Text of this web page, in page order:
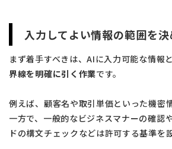
入力してよい情報の範囲を決
まず着手すべきは、AIに入力可能な情報
界線を明確に引く作業です。
例えば、顧客名や取引単価といった機密
一方で、一般的なビジネスマナーの確認
ドの構文チェックなどは許可する基準を